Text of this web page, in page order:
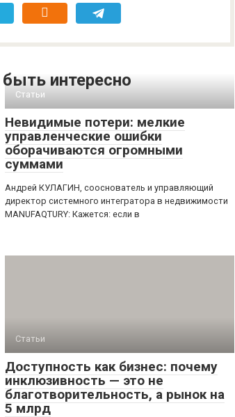
интересно
Статьи
Невидимые потери: мелкие
управленческие ошибки
оборачиваются огромными
суммами
Андрей КУЛАГИН, сооснователь и управляющий
директор системного интегратора в недвижимости
MANUFAQTURY: Кажется: если в
Статьи
Доступность как бизнес: почему
инклюзивность — это не
благотворительность, а рынок на
5 млрд